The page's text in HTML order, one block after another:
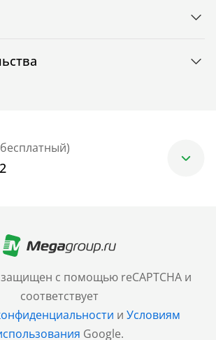
с помощью reCAPTCHA и
соответствует
и Условиям
Google.
10
33